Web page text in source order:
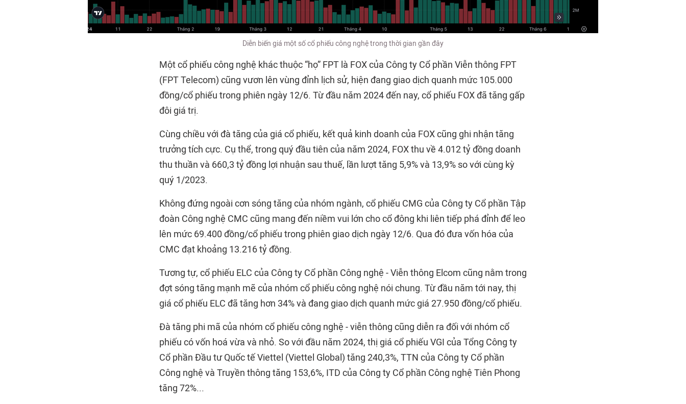
Diễn biến giá một số cổ phiếu công nghệ trong thời gian gần đây
Một cổ phiếu công nghệ khác thuộc “họ” FPT là FOX của Công ty Cổ phần Viễn thông FPT
(FPT Telecom) cũng vươn lên vùng đỉnh lịch sử, hiện đang giao dịch quanh mức 105.000
đồng/cổ phiếu trong phiên ngày 12/6. Từ đầu năm 2024 đến nay, cổ phiếu FOX đã tăng gấp
đôi giá trị.
Cùng chiều với đà tăng của giá cổ phiếu, kết quả kinh doanh của FOX cũng ghi nhận tăng
trưởng tích cực. Cụ thể, trong quý đầu tiên của năm 2024, FOX thu về 4.012 tỷ đồng doanh
thu thuần và 660,3 tỷ đồng lợi nhuận sau thuế, lần lượt tăng 5,9% và 13,9% so với cùng kỳ
quý 1/2023.
Không đứng ngoài cơn sóng tăng của nhóm ngành, cổ phiếu CMG của Công ty Cổ phần Tập
đoàn Công nghệ CMC cũng mang đến niềm vui lớn cho cổ đông khi liên tiếp phá đỉnh để leo
lên mức 69.400 đồng/cổ phiếu trong phiên giao dịch ngày 12/6. Qua đó đưa vốn hóa của
CMC đạt khoảng 13.216 tỷ đồng.
Tương tự, cổ phiếu ELC của Công ty Cổ phần Công nghệ - Viễn thông Elcom cũng nằm trong
đợt sóng tăng mạnh mẽ của nhóm cổ phiếu công nghệ nói chung. Từ đầu năm tới nay, thị
giá cổ phiếu ELC đã tăng hơn 34% và đang giao dịch quanh mức giá 27.950 đồng/cổ phiếu.
Đà tăng phi mã của nhóm cổ phiếu công nghệ - viễn thông cũng diễn ra đối với nhóm cổ
phiếu có vốn hoá vừa và nhỏ. So với đầu năm 2024, thị giá cổ phiếu VGI của Tổng Công ty
Cổ phần Đầu tư Quốc tế Viettel (Viettel Global) tăng 240,3%, TTN của Công ty Cổ phần
Công nghệ và Truyền thông tăng 153,6%, ITD của Công ty Cổ phần Công nghệ Tiên Phong
tăng 72%...